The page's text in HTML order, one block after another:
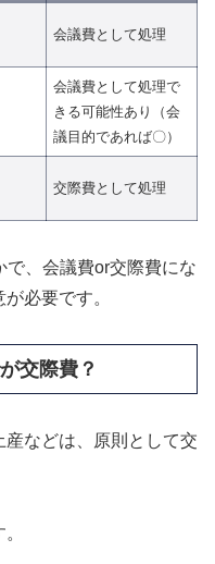
会議費として処理
会議費として処理で
きる可能性あり（会
議目的であれば〇）
交際費として処理
で、会議費or交際費にな
必要です。
交際費？
などは、原則として交